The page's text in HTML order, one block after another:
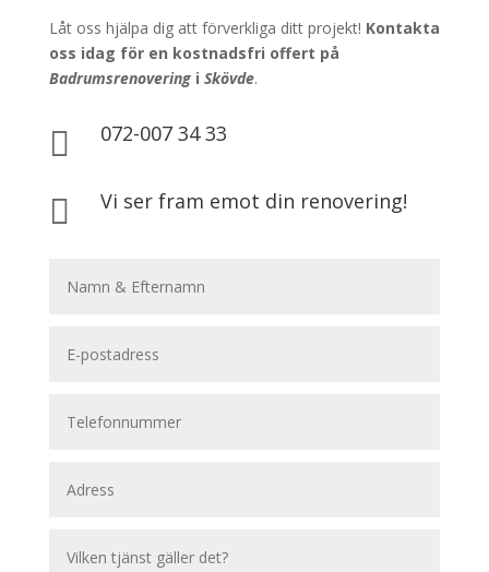
Låt oss hjälpa dig att förverkliga ditt projekt! Kontakta
oss idag för en kostnadsfri offert på
Badrumsrenoveringi Skövde.
 072-007 34 33
 Vi ser fram emot din renovering!